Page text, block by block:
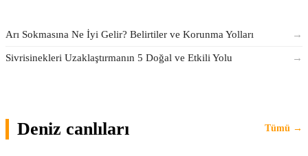
Arı Sokmasına Ne İyi Gelir? Belirtiler ve Korunma Yolları →
Sivrisinekleri Uzaklaştırmanın 5 Doğal ve Etkili Yolu →
Deniz canlıları Tümü →